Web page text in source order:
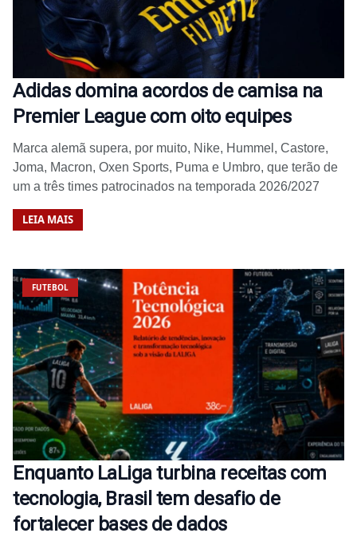
Adidas domina acordos de camisa na
Premier League com oito equipes
Marca alemã supera, por muito, Nike, Hummel, Castore,
Joma, Macron, Oxen Sports, Puma e Umbro, que terão de
um a três times patrocinados na temporada 2026/2027
LEIA MAIS
FUTEBOL
Enquanto LaLiga turbina receitas com
tecnologia, Brasil tem desafio de
fortalecer bases de dados